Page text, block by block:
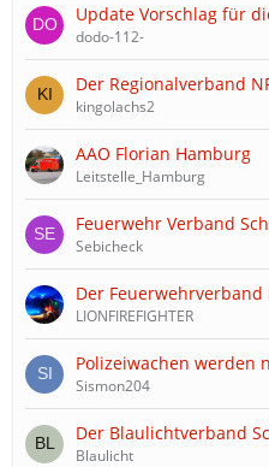
Update Vorschlag für
dodo-112-
Der Regionalverband
kingolachs2
AAO Florian Hamburg
Leitstelle_Hamburg
Feuerwehr Verband
Sebicheck
Der
LIONFIREFIGHTER
Polizeiwachen werden
Sismon204
Der Blaulichtverband
Blaulicht